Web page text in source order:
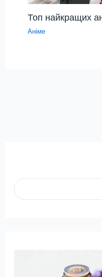
Топ найкращих
Аніме